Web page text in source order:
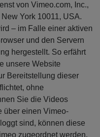
von Vimeo.com, Inc.,
York 10011, USA.
– im Falle einer aktiven
und den Servern
hergestellt. So erfährt
unsere Website
Bereitstellung dieser
ohne
Sie die Videos
über einen Vimeo-
sind, können diese
zugeordnet werden.